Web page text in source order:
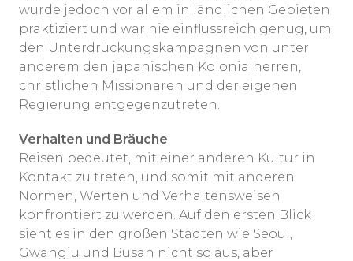
wurde jedoch vor allem in ländlichen Gebieten
praktiziert und war nie einflussreich genug, um
den Unterdrückungskampagnen von unter
anderem den japanischen Kolonialherren,
christlichen Missionaren und der eigenen
Regierung entgegenzutreten.
Verhalten und Bräuche
Reisen bedeutet, mit einer anderen Kultur in
Kontakt zu treten, und somit mit anderen
Normen, Werten und Verhaltensweisen
konfrontiert zu werden. Auf den ersten Blick
sieht es in den großen Städten wie Seoul,
Gwangju und Busan nicht so aus, aber